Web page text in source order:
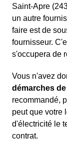
Saint-Apre
un autre
faire est de
fournisseur.
s'occupera de
Vous n'avez
démarches
recommandé,
peut que votre
d'électricité le
contrat.